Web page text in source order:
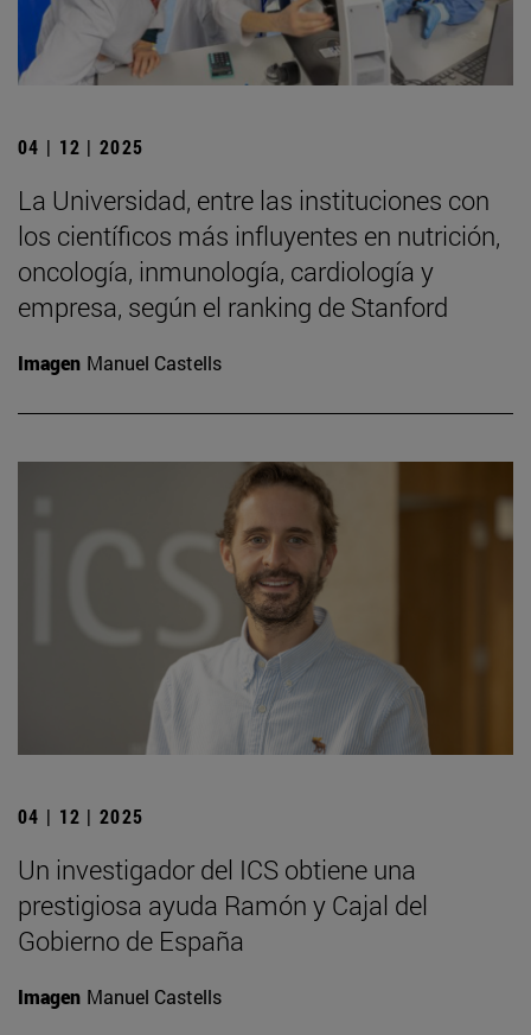
04 | 12 | 2025
La Universidad, entre las instituciones con
los científicos más influyentes en nutrición,
oncología, inmunología, cardiología y
empresa, según el ranking de Stanford
Imagen Manuel Castells
04 | 12 | 2025
Un investigador del ICS obtiene una
prestigiosa ayuda Ramón y Cajal del
Gobierno de España
Imagen Manuel Castells